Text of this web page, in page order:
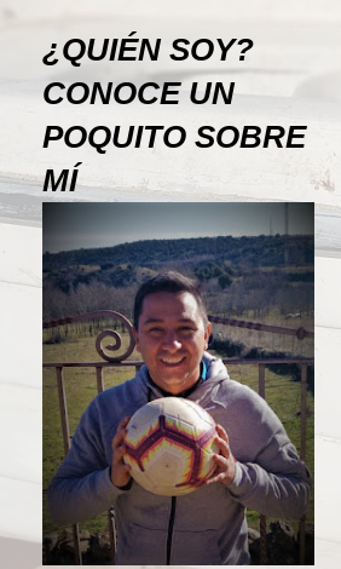
¿QUIÉN SOY?
CONOCE UN
POQUITO SOBRE
MÍ